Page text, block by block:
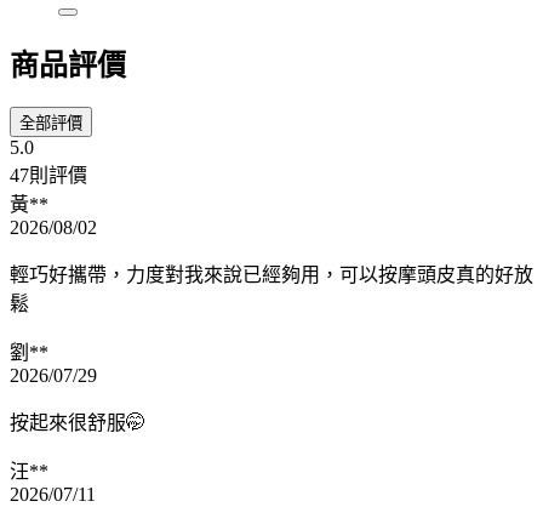
商品評價
全部評價
5.0
47則評價
黃**
2026/08/02
輕巧好攜帶，力度對我來說已經夠用，可以按摩頭皮真的好放
鬆
劉**
2026/07/29
按起來很舒服🤭
汪**
2026/07/11